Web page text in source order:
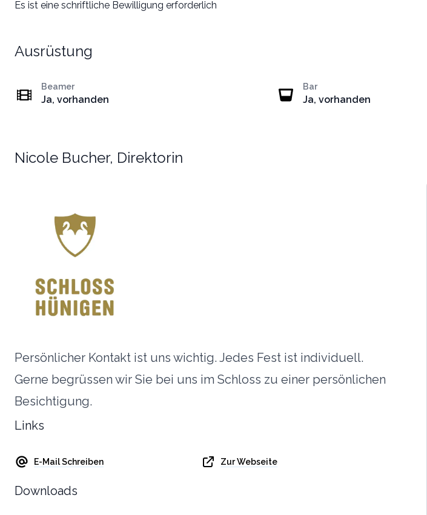
Es ist eine schriftliche Bewilligung erforderlich
Ausrüstung
Beamer
Ja, vorhanden
Bar
Ja, vorhanden
Nicole Bucher, Direktorin
Persönlicher Kontakt ist uns wichtig. Jedes Fest ist individuell.
Gerne begrüssen wir Sie bei uns im Schloss zu einer persönlichen
Besichtigung.
Links
E-Mail Schreiben Zur Webseite
Downloads